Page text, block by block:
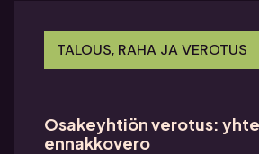
TALOUS, RAHA JA VEROTUS
Osakeyhtiön verotus:
ennakkovero